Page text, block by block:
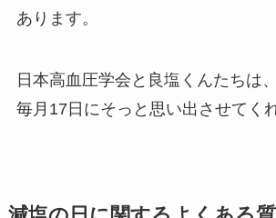
あります。
日本高血圧学会と良塩くんたちは
毎月17日にそっと思い出させてく